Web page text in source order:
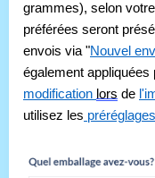
grammes), selon
préférées seront
envois via "Nouvel
également appliquées
modification lors de
utilisez les